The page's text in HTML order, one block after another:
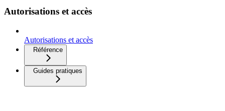
Autorisations et accès
Autorisations et accès
Référence
Guides pratiques